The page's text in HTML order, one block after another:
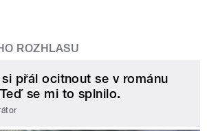
ROZHLASU
přál ocitnout se v románu
se mi to splnilo.